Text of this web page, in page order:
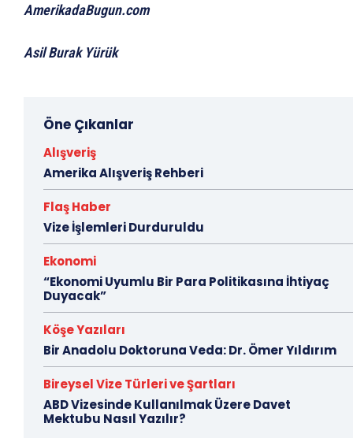
AmerikadaBugun.com
Asil Burak Yürük
Öne Çıkanlar
Alışveriş
Amerika Alışveriş Rehberi
Flaş Haber
Vize İşlemleri Durduruldu
Ekonomi
“Ekonomi Uyumlu Bir Para Politikasına İhtiyaç
Duyacak”
Köşe Yazıları
Bir Anadolu Doktoruna Veda: Dr. Ömer Yıldırım
Bireysel Vize Türleri ve Şartları
ABD Vizesinde Kullanılmak Üzere Davet
Mektubu Nasıl Yazılır?